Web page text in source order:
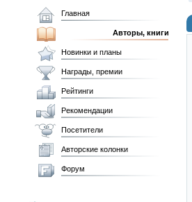
Главная
Авторы, книги
Новинки и планы
Награды, премии
Рейтинги
Рекомендации
Посетители
Авторские колонки
Форум